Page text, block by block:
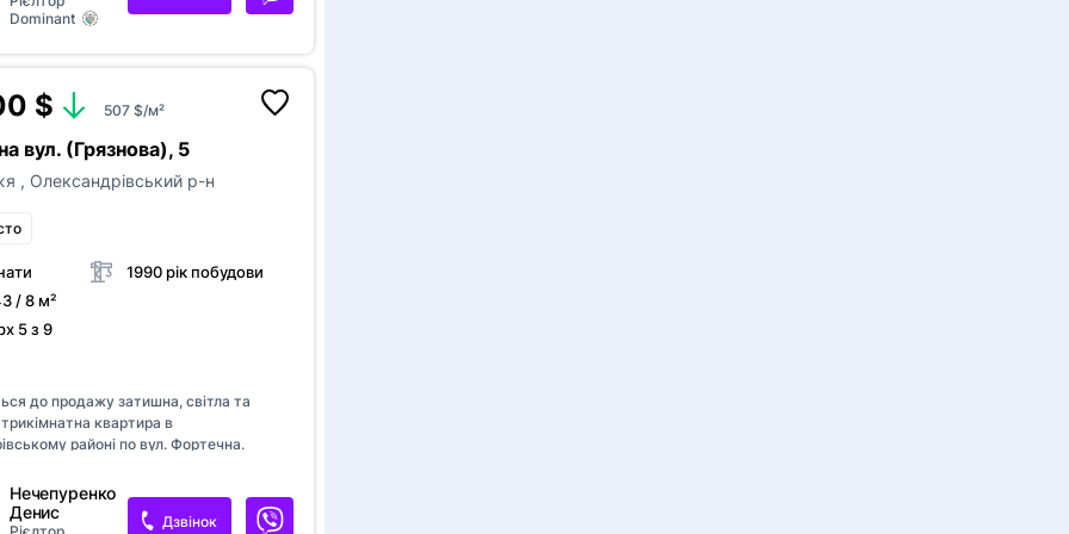
Dominant
$ 507 $/м²
вул. (Грязнова), 5
, Олександрівський р-н
/ 8 м²
5 з 9
1990 рік побудови
до продажу затишна, світла та
квартира в
районі по вул. Фортечна.
будинку. В будинку
замінені металопластикові вікна,
оновлений та охайний. Загальна
Нечепуренко
Денис
Дзвінок